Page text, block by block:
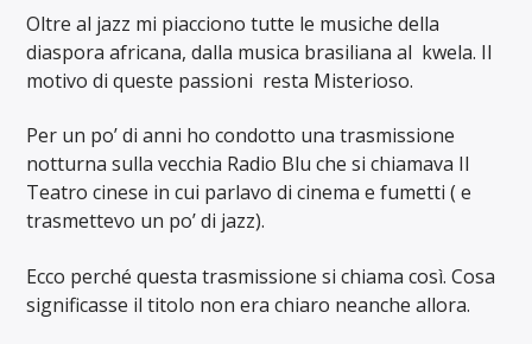
Oltre al jazz mi piacciono tutte le musiche della
diaspora africana, dalla musica brasiliana al kwela. Il
motivo di queste passioni resta Misterioso.
Per un po’ di anni ho condotto una trasmissione
notturna sulla vecchia Radio Blu che si chiamava Il
Teatro cinese in cui parlavo di cinema e fumetti ( e
trasmettevo un po’ di jazz).
Ecco perché questa trasmissione si chiama così. Cosa
significasse il titolo non era chiaro neanche allora.